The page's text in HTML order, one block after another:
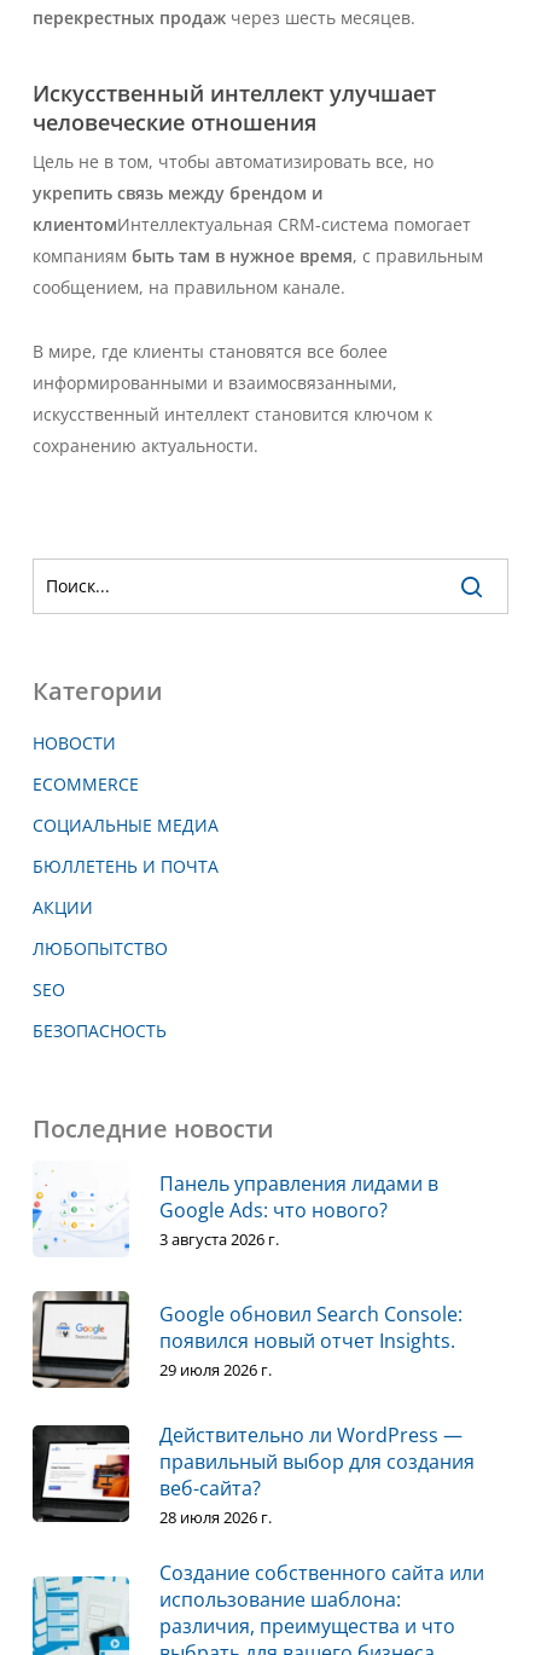
перекрестных продажчерез шесть месяцев.
Искусственный интеллект улучшает
человеческие отношения
Цель не в том, чтобы автоматизировать все, но
укрепить связь между брендом и
клиентомИнтеллектуальная CRM-система помогает
компаниям быть там в нужное время, с правильным
сообщением, на правильном канале.
В мире, где клиенты становятся все более
информированными и взаимосвязанными,
искусственный интеллект становится ключом к
сохранению актуальности.
Категории
НОВОСТИ
ECOMMERCE
СОЦИАЛЬНЫЕ МЕДИА
БЮЛЛЕТЕНЬ И ПОЧТА
АКЦИИ
ЛЮБОПЫТСТВО
SEO
БЕЗОПАСНОСТЬ
Последние новости
Панель управления лидами в
Google Ads: что нового?
3 августа 2026 г.
Google обновил Search Console:
появился новый отчет Insights.
29 июля 2026 г.
Действительно ли WordPress —
правильный выбор для создания
веб-сайта?
28 июля 2026 г.
Создание собственного сайта или
использование шаблона:
различия, преимущества и что